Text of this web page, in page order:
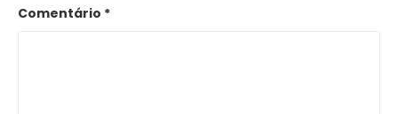
Comentário *